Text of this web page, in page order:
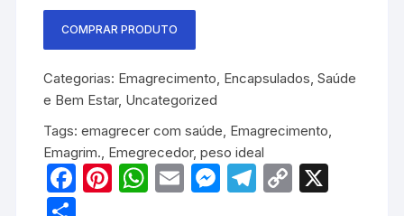
COMPRAR PRODUTO
Categorias: Emagrecimento, Encapsulados,Saúde
e Bem Estar, Uncategorized
Tags:emagrecer com saúde, Emagrecimento,
Emagrim., Emegrecedor,peso ideal
F
Pi W E
M T
C